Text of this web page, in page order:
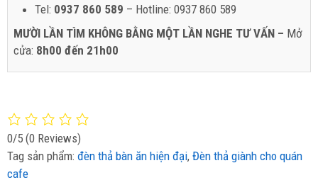
Tel: 0937 860 589 – Hotline: 0937 860 589
MƯỜI LẦN TÌM KHÔNG BẰNG MỘT LẦN NGHE TƯ VẤN – Mở
cửa: 8h00 đến 21h00
0/5 (0 Reviews)
Tag sản phẩm: đèn thả bàn ăn hiện đại, Đèn thả giành cho quán
cafe